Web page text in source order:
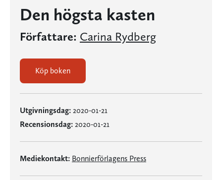
Den högsta kasten
Författare: Carina Rydberg
Köp boken
Utgivningsdag: 2020-01-21
Recensionsdag: 2020-01-21
Mediekontakt: Bonnierförlagens Press